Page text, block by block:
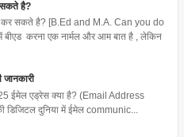
सकते है?
कर सकते है? [B.Ed and M.A. Can you do
करना एक नार्मल और आम बात है , लेकिन
जानकारी
ईमेल एड्रेस क्या है? (Email Address
दुनिया में ईमेल communic...